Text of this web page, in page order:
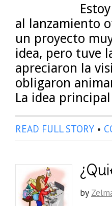
al lanzamiento
un proyecto
idea, pero tuve
apreciaron la
obligaron
La idea
READ FULL STORY •
by